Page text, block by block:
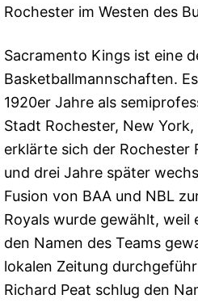
Rochester im Westen des
Sacramento Kings ist eine
Basketballmannschaften.
1920er Jahre als
Stadt Rochester, New
erklärte sich der Rochester
und drei Jahre später
Fusion von BAA und NBL
Royals wurde gewählt, weil
den Namen des Teams
lokalen Zeitung
Richard Peat schlug den